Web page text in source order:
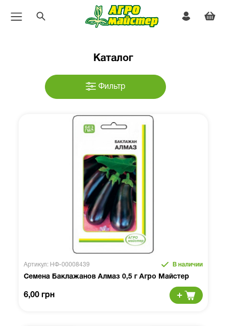
Каталог
Фильтр
Артикул: НФ-00008439 В наличии
Семена Баклажанов Алмаз 0,5 г Агро Майстер
6,00 грн